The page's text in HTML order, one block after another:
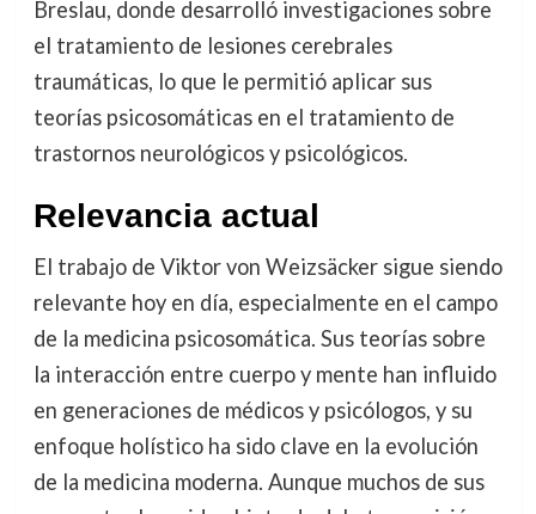
Breslau, donde desarrolló investigaciones sobre
el tratamiento de lesiones cerebrales
traumáticas, lo que le permitió aplicar sus
teorías psicosomáticas en el tratamiento de
trastornos neurológicos y psicológicos.
Relevancia actual
El trabajo de Viktor von Weizsäcker sigue siendo
relevante hoy en día, especialmente en el campo
de la medicina psicosomática. Sus teorías sobre
la interacción entre cuerpo y mente han influido
en generaciones de médicos y psicólogos, y su
enfoque holístico ha sido clave en la evolución
de la medicina moderna. Aunque muchos de sus